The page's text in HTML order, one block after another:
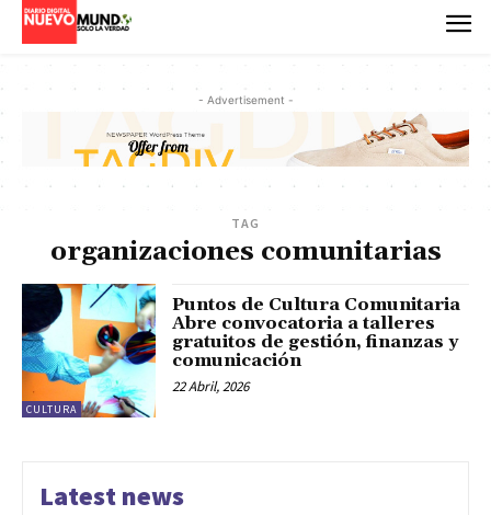
- Advertisement -
TAG
organizaciones comunitarias
CULTURA
Puntos de Cultura Comunitaria
Abre convocatoria a talleres
gratuitos de gestión, finanzas y
comunicación
22 Abril, 2026
Latest news